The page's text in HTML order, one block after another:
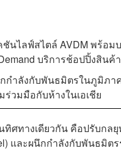
ชันไลฟ์สไตล์ AVDM พร้
บริการช้อปปิ้งสิน
กำลังกับพันธมิตรในภูมิภ
วมมือกับห้างในเอเชีย
ศทางเดียวกัน คือปรับกล
และผนึกกำลังกับพันธมิต